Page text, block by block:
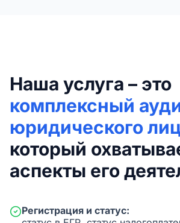
Наша услуга – это
комплексный
юридического
который
аспекты его
Регистрация и статус: